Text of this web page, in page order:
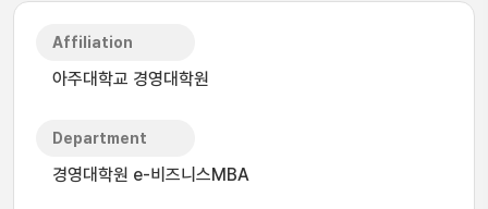
Affiliation
아주대학교 경영대학원
Department
경영대학원 e-비즈니스MBA